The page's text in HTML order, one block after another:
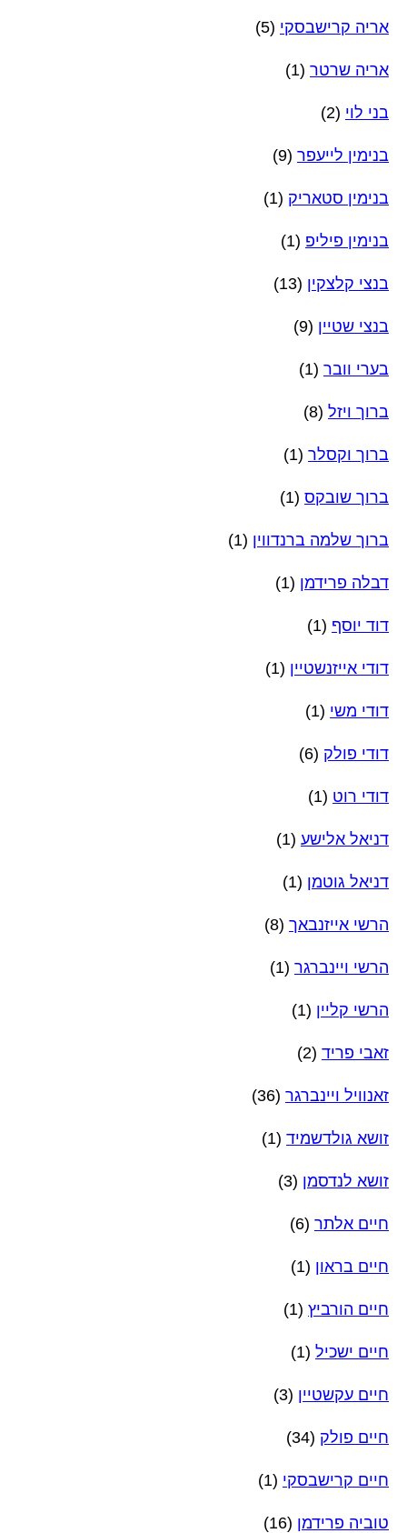
אריה קרישבסקי (5)
אריה שרטר (1)
בני לוי (2)
בנימין לייעפר (9)
בנימין סטאריק (1)
בנימין פיליפ (1)
בנצי קלצקין (13)
בנצי שטיין (9)
בערי וובר (1)
ברוך ויזל (8)
ברוך וקסלר (1)
ברוך שובקס (1)
ברוך שלמה ברנדווין (1)
דבלה פרידמן (1)
דוד יוסף (1)
דודי אייזנשטיין (1)
דודי משי (1)
דודי פולק (6)
דודי רוט (1)
דניאל אלישע (1)
דניאל גוטמן (1)
הרשי אייזנבאך (8)
הרשי ויינברגר (1)
הרשי קליין (1)
זאבי פריד (2)
זאנוויל ויינברגר (36)
זושא גולדשמיד (1)
זושא לנדסמן (3)
חיים אלתר (6)
חיים בראון (1)
חיים הורביץ (1)
חיים ישכיל (1)
חיים עקשטיין (3)
חיים פולק (34)
חיים קרישבסקי (1)
טוביה פרידמן (16)